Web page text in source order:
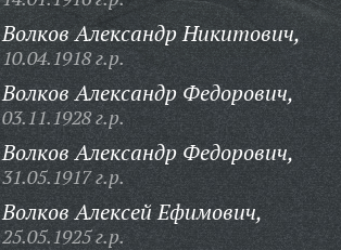
Волков Александр Никитович,
10.04.1918 г.р.
Волков Александр Федорович,
03.11.1928 г.р.
Волков Александр Федорович,
31.05.1917 г.р.
Волков Алексей Ефимович,
25.05.1925 г.р.